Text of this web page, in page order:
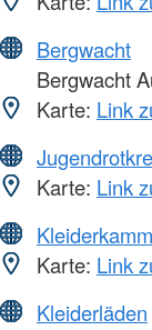
Bergwacht
Bergwacht
Karte: Link
Karte: Link
Karte: Link
Kleiderläden